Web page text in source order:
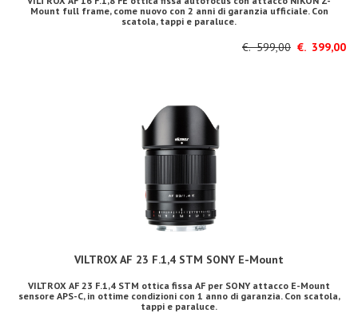
Mount full frame, come nuovo con 2 anni di garanzia ufficiale. Con
scatola, tappi e paraluce.
€. 599,00 €. 399,00
VILTROX AF 23 F.1,4 STM SONY E-Mount
VILTROX AF 23 F.1,4 STM ottica fissa AF per SONY attacco E-Mount
sensore APS-C, in ottime condizioni con 1 anno di garanzia. Con scatola,
tappi e paraluce.